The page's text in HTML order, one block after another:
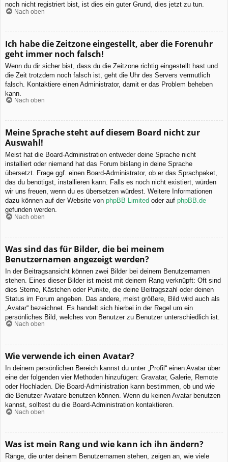
noch nicht registriert bist, ist dies ein guter Grund, dies jetzt zu tun.
Nach oben
Ich habe die Zeitzone eingestellt, aber die Forenuhr
geht immer noch falsch!
Wenn du dir sicher bist, dass du die Zeitzone richtig eingestellt hast und
die Zeit trotzdem noch falsch ist, geht die Uhr des Servers vermutlich
falsch. Kontaktiere einen Administrator, damit er das Problem beheben
kann.
Nach oben
Meine Sprache steht auf diesem Board nicht zur
Auswahl!
Meist hat die Board-Administration entweder deine Sprache nicht
installiert oder niemand hat das Forum bislang in deine Sprache
übersetzt. Frage ggf. einen Board-Administrator, ob er das Sprachpaket,
das du benötigst, installieren kann. Falls es noch nicht existiert, würden
wir uns freuen, wenn du es übersetzen würdest. Weitere Informationen
dazu können auf der Website von phpBB Limited oder auf phpBB.de
gefunden werden.
Nach oben
Was sind das für Bilder, die bei meinem
Benutzernamen angezeigt werden?
In der Beitragsansicht können zwei Bilder bei deinem Benutzernamen
stehen. Eines dieser Bilder ist meist mit deinem Rang verknüpft: Oft sind
dies Sterne, Kästchen oder Punkte, die deine Beitragszahl oder deinen
Status im Forum angeben. Das andere, meist größere, Bild wird auch als
„Avatar“ bezeichnet. Es handelt sich hierbei in der Regel um ein
persönliches Bild, welches von Benutzer zu Benutzer unterschiedlich ist.
Nach oben
Wie verwende ich einen Avatar?
In deinem persönlichen Bereich kannst du unter „Profil“ einen Avatar über
eine der folgenden vier Methoden hinzufügen: Gravatar, Galerie, Remote
oder Hochladen. Die Board-Administration kann bestimmen, ob und wie
die Benutzer Avatare benutzen können. Wenn du keinen Avatar benutzen
kannst, solltest du die Board-Administration kontaktieren.
Nach oben
Was ist mein Rang und wie kann ich ihn ändern?
Ränge, die unter deinem Benutzernamen stehen, zeigen an, wie viele